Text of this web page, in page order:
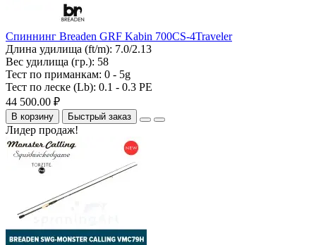
Спиннинг Breaden GRF Kabin 700CS-4Traveler
Длина удилища (ft/m): 7.0/2.13
Вес удилища (гр.): 58
Тест по приманкам: 0 - 5g
Тест по леске (Lb): 0.1 - 0.3 PE
44 500.00 ₽
В корзину Быстрый заказ
Лидер продаж!